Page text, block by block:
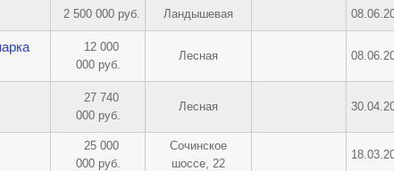
2 500 000 руб. Ландышевая
12 000
000 руб.
Лесная
27 740
000 руб.
Лесная
25 000
000 руб.
Сочинское
шоссе, 22